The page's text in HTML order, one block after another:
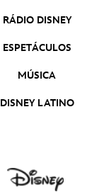
RÁDIO DISNEY
ESPETÁCULOS
MÚSICA
DISNEY LATINO